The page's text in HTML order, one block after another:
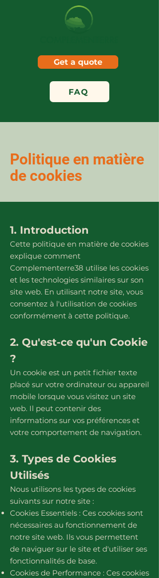
Get a quote
FAQ
Politique en matière
de cookies
1. Introduction
Cette politique en matière de cookies
explique comment
Complementerre38 utilise les cookies
et les technologies similaires sur son
site web. En utilisant notre site, vous
consentez à l'utilisation de cookies
conformément à cette politique.
2. Qu'est-ce qu'un Cookie
?
Un cookie est un petit fichier texte
placé sur votre ordinateur ou appareil
mobile lorsque vous visitez un site
web. Il peut contenir des
informations sur vos préférences et
votre comportement de navigation.
3. Types de Cookies
Utilisés
Nous utilisons les types de cookies
suivants sur notre site :
Cookies Essentiels : Ces cookies sont
nécessaires au fonctionnement de
notre site web. Ils vous permettent
de naviguer sur le site et d'utiliser ses
fonctionnalités de base.
Cookies de Performance : Ces cookies